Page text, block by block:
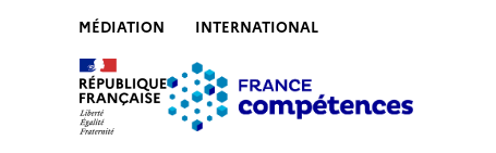
MÉDIATION INTERNATIONAL